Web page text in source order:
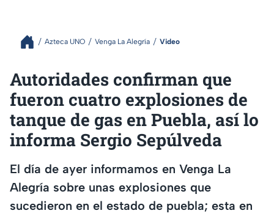
Azteca UNO Venga La Alegría Video
Autoridades confirman que
fueron cuatro explosiones de
tanque de gas en Puebla, así lo
informa Sergio Sepúlveda
El día de ayer informamos en Venga La
Alegría sobre unas explosiones que
sucedieron en el estado de puebla; esta en